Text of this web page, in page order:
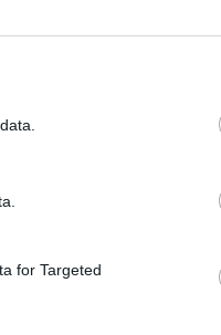
for Targeted
do contrato,
à empresa
dos
um prazo previsto de
ao conjunto de